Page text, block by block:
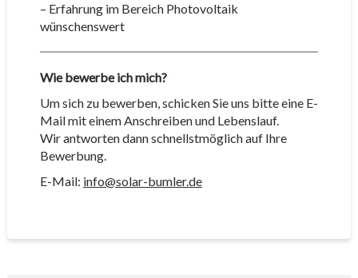
– Erfahrung im Bereich Photovoltaik
wünschenswert
Wie bewerbe ich mich?
Um sich zu bewerben, schicken Sie uns bitte eine E-
Mail mit einem Anschreiben und Lebenslauf.
Wir antworten dann schnellstmöglich auf Ihre
Bewerbung.
E-Mail: info@solar-bumler.de